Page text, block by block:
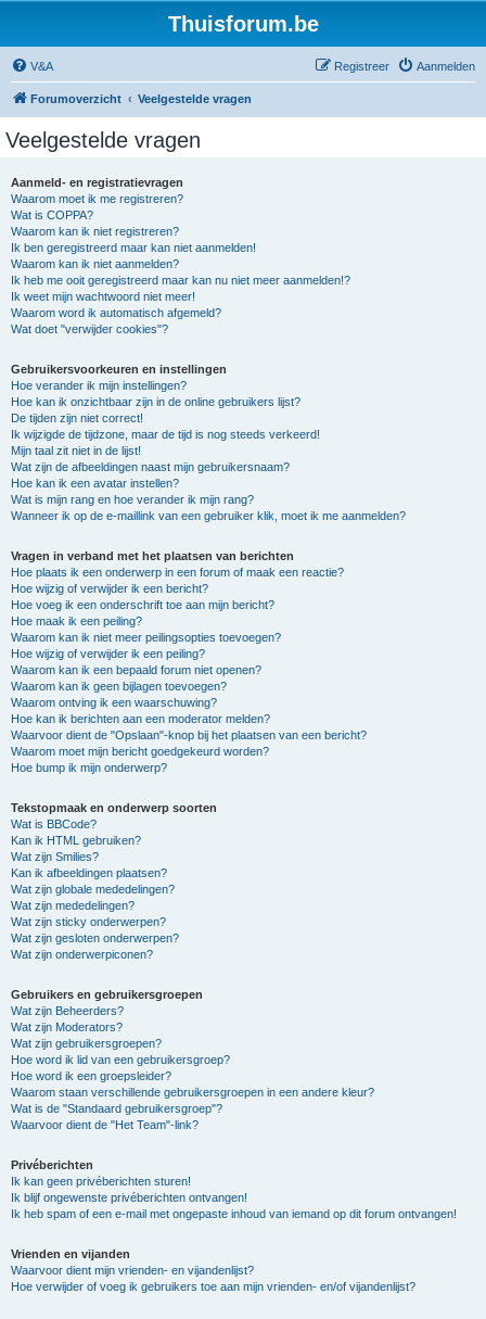
Thuisforum.be
V&A Aanmelden
Registreer
Forumoverzicht Veelgestelde vragen
Veelgestelde vragen
Aanmeld- en registratievragen
Waarom moet ik me registreren?
Wat is COPPA?
Waarom kan ik niet registreren?
Ik ben geregistreerd maar kan niet aanmelden!
Waarom kan ik niet aanmelden?
Ik heb me ooit geregistreerd maar kan nu niet meer aanmelden!?
Ik weet mijn wachtwoord niet meer!
Waarom word ik automatisch afgemeld?
Wat doet "verwijder cookies"?
Gebruikersvoorkeuren en instellingen
Hoe verander ik mijn instellingen?
Hoe kan ik onzichtbaar zijn in de online gebruikers lijst?
De tijden zijn niet correct!
Ik wijzigde de tijdzone, maar de tijd is nog steeds verkeerd!
Mijn taal zit niet in de lijst!
Wat zijn de afbeeldingen naast mijn gebruikersnaam?
Hoe kan ik een avatar instellen?
Wat is mijn rang en hoe verander ik mijn rang?
Wanneer ik op de e-maillink van een gebruiker klik, moet ik me aanmelden?
Vragen in verband met het plaatsen van berichten
Hoe plaats ik een onderwerp in een forum of maak een reactie?
Hoe wijzig of verwijder ik een bericht?
Hoe voeg ik een onderschrift toe aan mijn bericht?
Hoe maak ik een peiling?
Waarom kan ik niet meer peilingsopties toevoegen?
Hoe wijzig of verwijder ik een peiling?
Waarom kan ik een bepaald forum niet openen?
Waarom kan ik geen bijlagen toevoegen?
Waarom ontving ik een waarschuwing?
Hoe kan ik berichten aan een moderator melden?
Waarvoor dient de "Opslaan"-knop bij het plaatsen van een bericht?
Waarom moet mijn bericht goedgekeurd worden?
Hoe bump ik mijn onderwerp?
Tekstopmaak en onderwerp soorten
Wat is BBCode?
Kan ik HTML gebruiken?
Wat zijn Smilies?
Kan ik afbeeldingen plaatsen?
Wat zijn globale mededelingen?
Wat zijn mededelingen?
Wat zijn sticky onderwerpen?
Wat zijn gesloten onderwerpen?
Wat zijn onderwerpiconen?
Gebruikers en gebruikersgroepen
Wat zijn Beheerders?
Wat zijn Moderators?
Wat zijn gebruikersgroepen?
Hoe word ik lid van een gebruikersgroep?
Hoe word ik een groepsleider?
Waarom staan verschillende gebruikersgroepen in een andere kleur?
Wat is de "Standaard gebruikersgroep"?
Waarvoor dient de "Het Team"-link?
Privéberichten
Ik kan geen privéberichten sturen!
Ik blijf ongewenste privéberichten ontvangen!
Ik heb spam of een e-mail met ongepaste inhoud van iemand op dit forum ontvangen!
Vrienden en vijanden
Waarvoor dient mijn vrienden- en vijandenlijst?
Hoe verwijder of voeg ik gebruikers toe aan mijn vrienden- en/of vijandenlijst?